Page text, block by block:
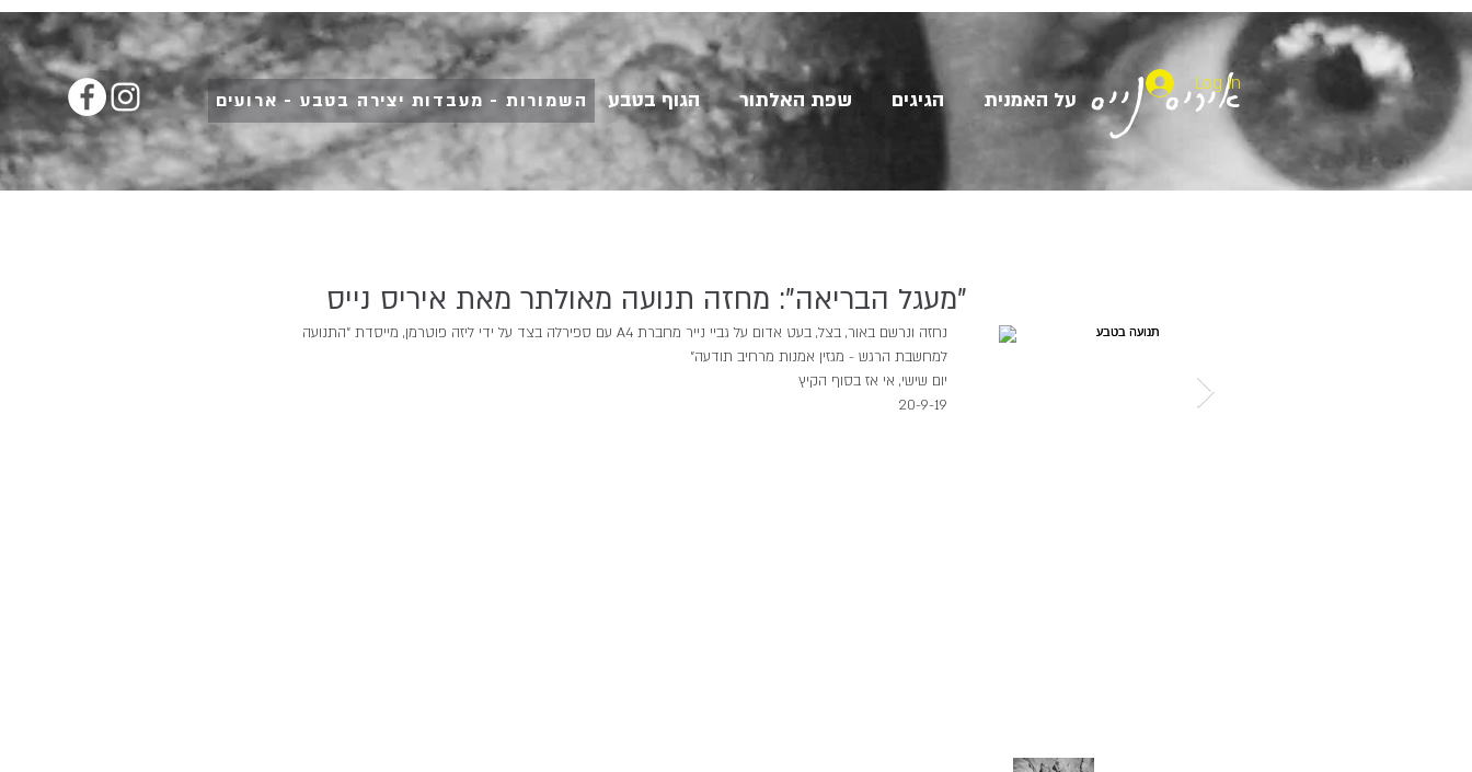
על האמנית הגיגים שפת האלתור הגוף בטבע איריס נייס השמורות - מעבדות יצירה בטבע - ארועים
Log In
"מעגל הבריאה": מחזה תנועה מאולתר מאת איריס נייס
נחזה ונרשם באור, בצל, בעט אדום על גביי נייר מחברת A4 עם ספירלה בצד על ידי ליזה פוטרמן, מייסדת ״התנועה
למחשבת הרגש - מגזין אמנות מרחיב תודעה״
יום שישי, אי אז בסוף הקיץ
20-9-19